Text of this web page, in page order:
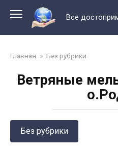
контенту
Все
Главная » Без рубрики
Ветряные
Без рубрики